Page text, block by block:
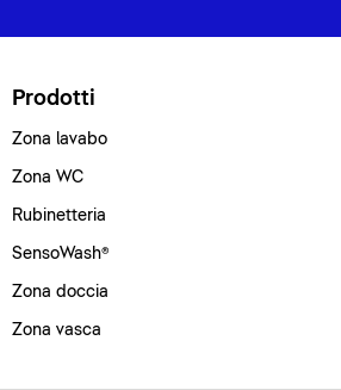
Prodotti
Zona lavabo
Zona WC
Rubinetteria
SensoWash®
Zona doccia
Zona vasca